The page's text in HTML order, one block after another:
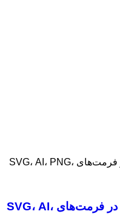
نقشه وکتور تمامی کشورها در فرمت‌های SVG، AI،